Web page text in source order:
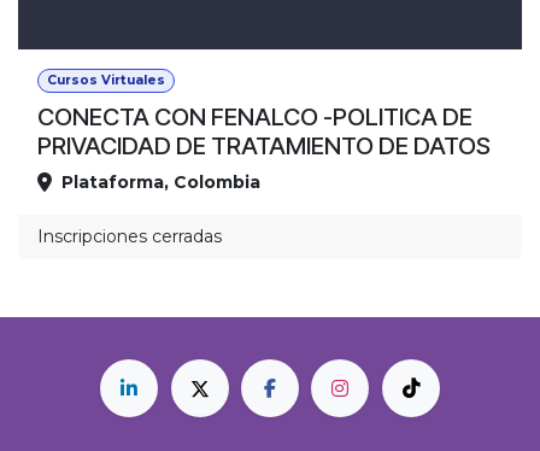
Cursos Virtuales
CONECTA CON FENALCO -POLITICA DE
PRIVACIDAD DE TRATAMIENTO DE DATOS
Ubicación
Plataforma, Colombia
Inscripciones cerradas